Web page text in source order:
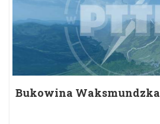
Bukowina Waksmundzka